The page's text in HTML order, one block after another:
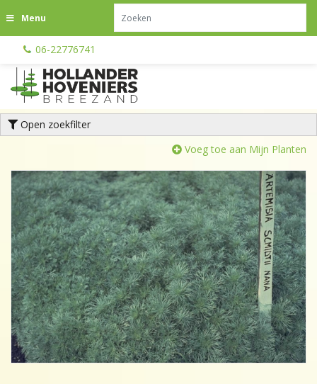
n
o
t
Menu
06-22776741
Open zoekfilter
Voeg toe aan Mijn Planten